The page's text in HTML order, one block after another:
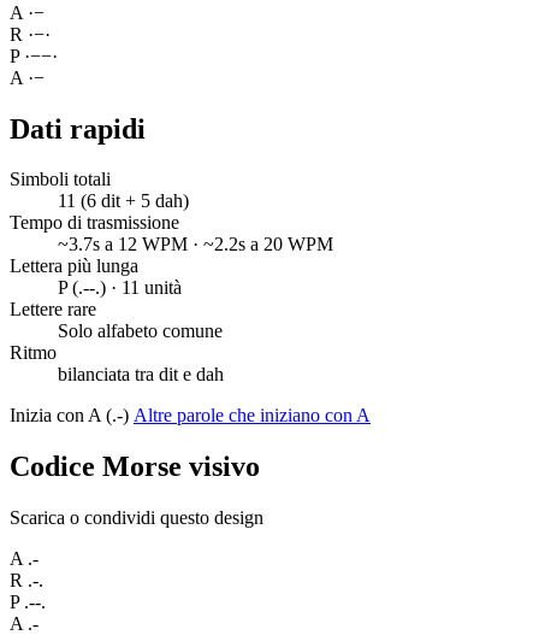
A ·−
R ·−·
P ·−−·
A ·−
Dati rapidi
Simboli totali
11 (6 dit + 5 dah)
Tempo di trasmissione
~3.7s a 12 WPM · ~2.2s a 20 WPM
Lettera più lunga
P (.--.) · 11 unità
Lettere rare
Solo alfabeto comune
Ritmo
bilanciata tra dit e dah
Inizia con A (.-) Altre parole che iniziano con A
Codice Morse visivo
Scarica o condividi questo design
A .-
R .-.
P .--.
A .-